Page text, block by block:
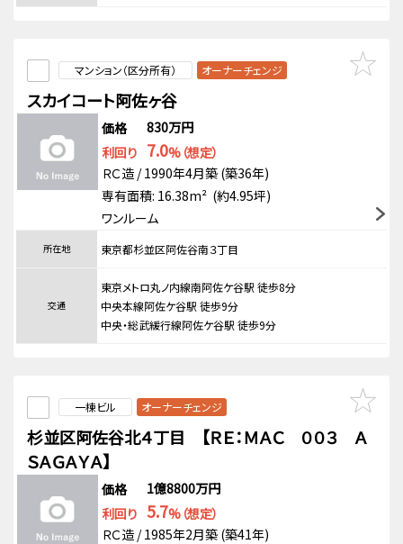
マンション（区分所有） オーナーチェンジ
スカイコート阿佐ヶ谷
価格
830万円
利回り 7.0%（想定）
ＲＣ造 / 1990年4月築 (築36年)
専有面積: 16.38m² (約4.95坪)
ワンルーム
所在地 東京都杉並区阿佐谷南３丁目
交通
東京メトロ丸ノ内線南阿佐ケ谷駅 徒歩8分
中央本線阿佐ケ谷駅 徒歩9分
中央・総武緩行線阿佐ケ谷駅 徒歩9分
一棟ビル オーナーチェンジ
杉並区阿佐谷北４丁目 【ＲＥ：ＭＡＣ ００３ Ａ
ＳＡＧＡＹＡ】
価格
1億8800万円
利回り 5.7%（想定）
ＲＣ造 / 1985年2月築 (築41年)